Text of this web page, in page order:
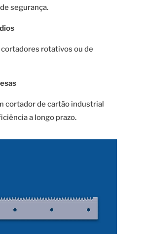
segurança.
cortadores rotativos ou de
cortador de cartão industrial
a longo prazo.